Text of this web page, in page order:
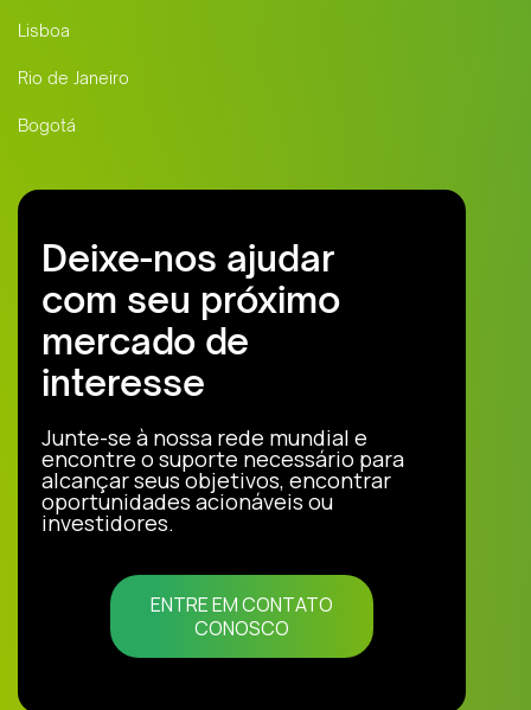
Lisboa
Rio de Janeiro
Bogotá
Deixe-nos ajudar
com seu próximo
mercado de
interesse
Junte-se à nossa rede mundial e
encontre o suporte necessário para
alcançar seus objetivos, encontrar
oportunidades acionáveis ou
investidores.
ENTRE EM CONTATO
CONOSCO